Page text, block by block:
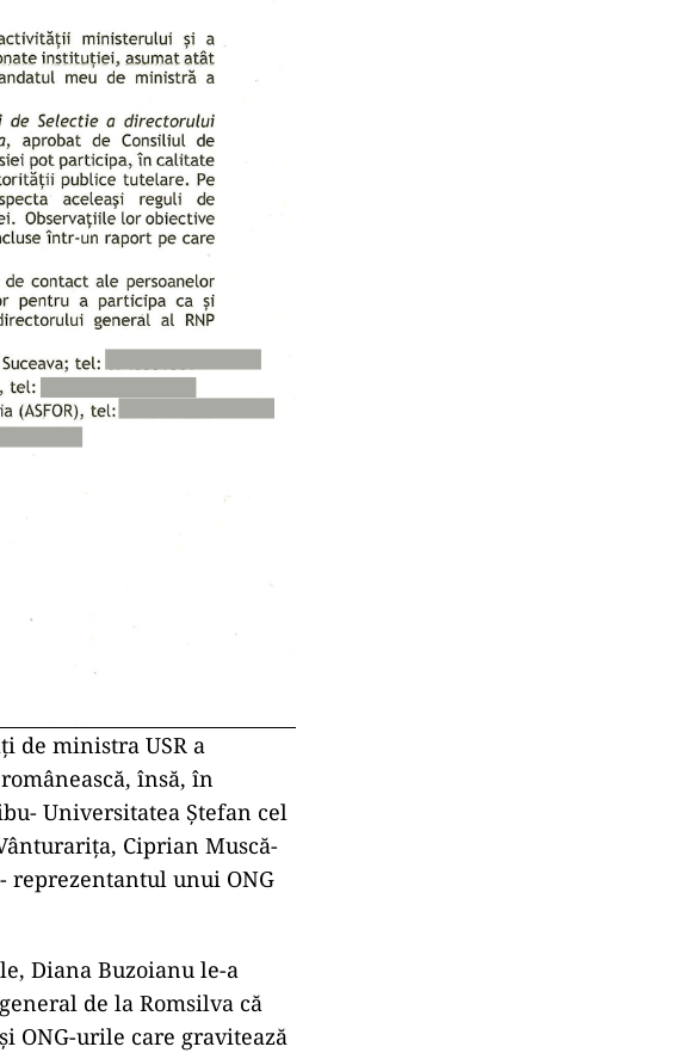
de ministra USR a
însă, în
Universitatea Ștefan cel
Ciprian Muscă-
reprezentantul unui ONG
Diana Buzoianu le-a
de la Romsilva că
ONG-urile care gravitează